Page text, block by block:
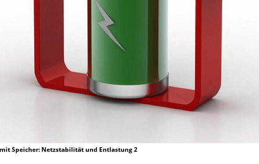
Speicher: Netzstabilität und Entlastung 2